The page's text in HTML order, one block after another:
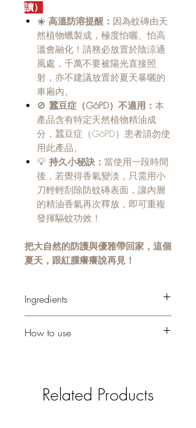
讀）
☀️ 高溫防溶提醒： 因為蚊磚由天
然植物蠟製成，極度怕曬、怕高
溫會融化！請務必放置於陰涼通
風處，千萬不要被陽光直接照
射，亦不建議放置於夏天暴曬的
車廂內。
🚫 蠶豆症（G6PD）不適用： 本
產品含有特定天然植物精油成
分，蠶豆症（G6PD）患者請勿使
用此產品。
💡 持久小秘訣： 當使用一段時間
後，若覺得香氣變淡，只需用小
刀輕輕刮除防蚊磚表面，讓內層
的精油香氣再次釋放，即可重複
發揮驅蚊功效！
把大自然的防護與優雅帶回家，這個
夏天，跟紅腫癢癢說再見！
Ingredients
How to use
用硬幣輕刮走一層(如刮薑皮)或剝開一
Related Products